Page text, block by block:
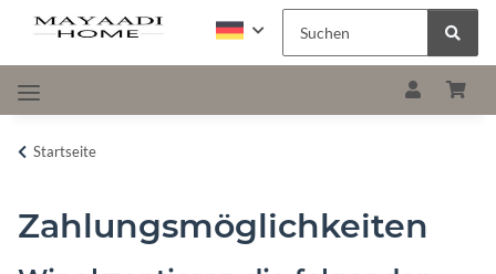
Startseite
Zahlungsmöglichkeiten